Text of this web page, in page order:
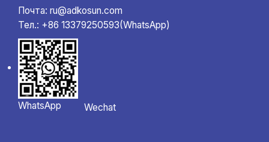
Почта: ru@adkosun.com
Тел.: +86 13379250593(WhatsApp)
WhatsApp Wechat